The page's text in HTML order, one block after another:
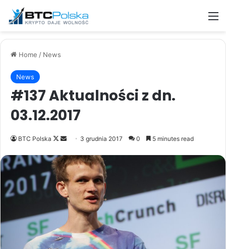
Home / News
News
#137 Aktualności z dn.
03.12.2017
BTC Polska
Follow
X
Send
email
3 grudnia 2017 0 5 minutes read